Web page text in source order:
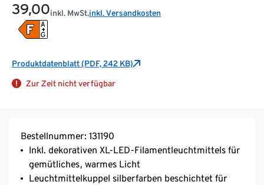
39,00inkl. MwSt.inkl. Versandkosten
Produktdatenblatt (PDF, 242 KB)
Zur Zeit nicht verfügbar
Bestellnummer: 131190
Inkl. dekorativen XL-LED-Filamentleuchtmittels für
gemütliches, warmes Licht
Leuchtmittelkuppel silberfarben beschichtet für